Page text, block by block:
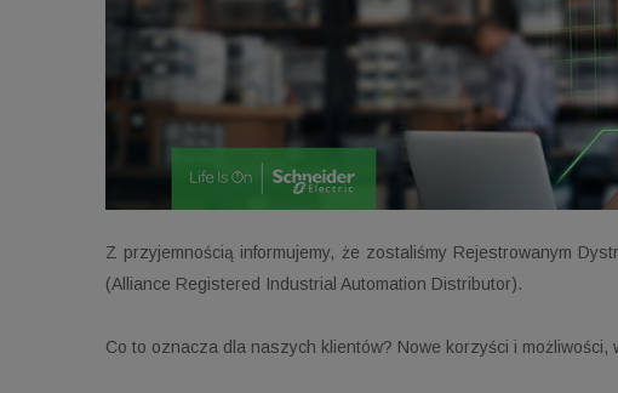
Z przyjemnością informujemy, że zostaliśmy Rejestrowanym
(Alliance Registered Industrial Automation Distributor).
Co to oznacza dla naszych klientów? Nowe korzyści i możliwości,